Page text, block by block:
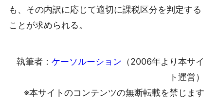
も、その内訳に応じて適切に課税区分を判定する
ことが求められる。
執筆者： ケーソルーション （2006年より本サイ
ト運営）
※本サイトのコンテンツの無断転載を禁じます